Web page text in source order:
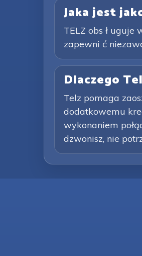
Jaka jest
TELZ obs ł uguje
zapewni ć
Dlaczego
Telz pomaga
dodatkowemu
wykonaniem
dzwonisz, nie